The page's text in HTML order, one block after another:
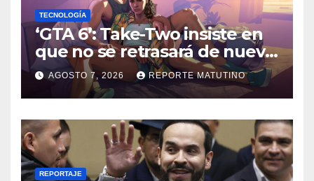
TECNOLOGÍA
‘GTA 6’: Take-Two insiste en
que no se retrasará de nuevo
y quiere que tú también
confíes
AGOSTO 7, 2026 REPORTE MATUTINO
REPORTAJE